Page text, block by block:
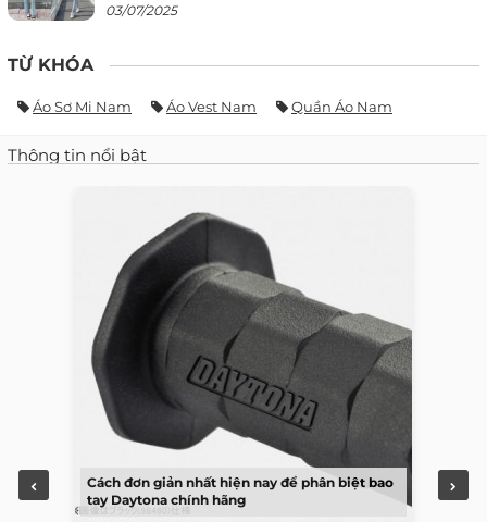
03/07/2025
TỪ KHÓA
Áo Sơ Mi Nam Áo Vest Nam Quần Áo Nam
Thông tin nổi bật
Cách đơn giản nhất hiện nay để phân biệt bao
tay Daytona chính hãng